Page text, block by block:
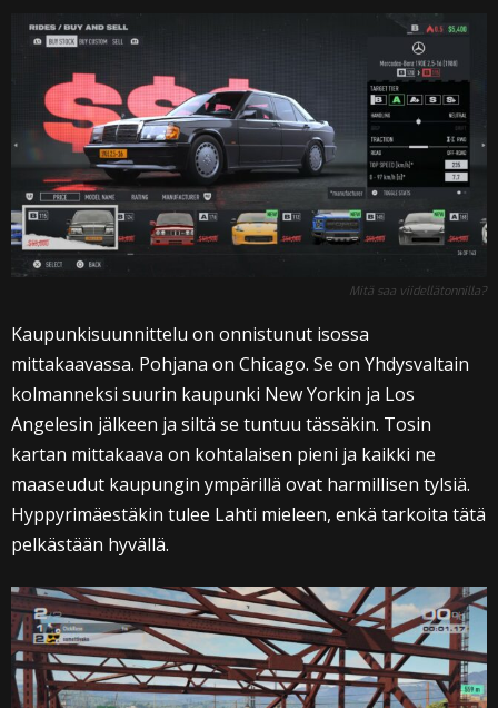
Mitä saa viidellätonnilla?
Kaupunkisuunnittelu on onnistunut isossa
mittakaavassa. Pohjana on Chicago. Se on Yhdysvaltain
kolmanneksi suurin kaupunki New Yorkin ja Los
Angelesin jälkeen ja siltä se tuntuu tässäkin. Tosin
kartan mittakaava on kohtalaisen pieni ja kaikki ne
maaseudut kaupungin ympärillä ovat harmillisen tylsiä.
Hyppyrimäestäkin tulee Lahti mieleen, enkä tarkoita tätä
pelkästään hyvällä.